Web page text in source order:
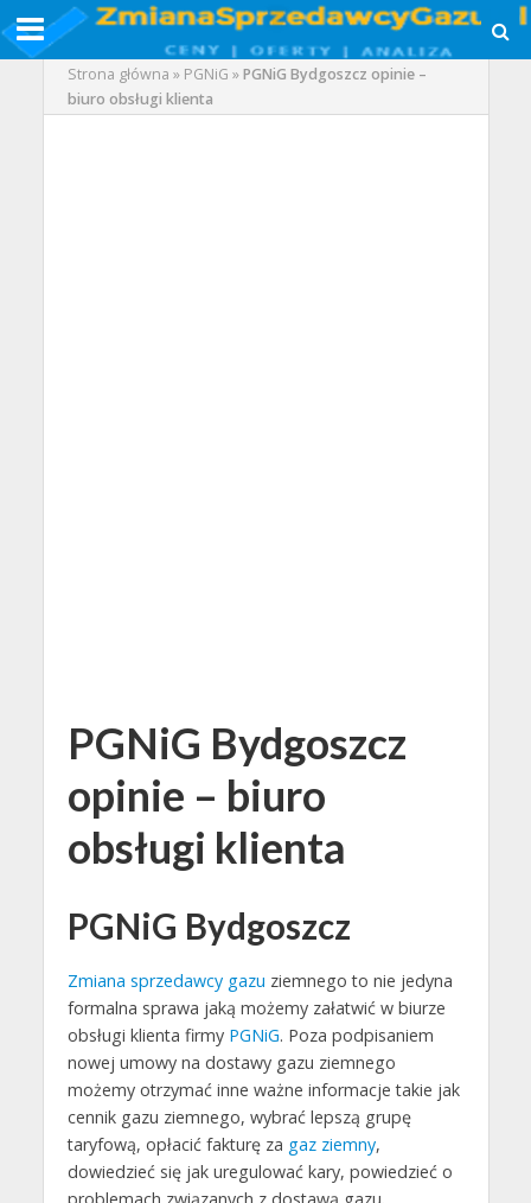
Strona główna » PGNiG »PGNiG Bydgoszcz opinie –
biuro obsługi klienta
PGNiG Bydgoszcz
opinie – biuro
obsługi klienta
PGNiG Bydgoszcz
Zmiana sprzedawcy gazu ziemnego to nie jedyna
formalna sprawa jaką możemy załatwić w biurze
obsługi klienta firmy PGNiG. Poza podpisaniem
nowej umowy na dostawy gazu ziemnego
możemy otrzymać inne ważne informacje takie jak
cennik gazu ziemnego, wybrać lepszą grupę
taryfową, opłacić fakturę za gaz ziemny,
dowiedzieć się jak uregulować kary, powiedzieć o